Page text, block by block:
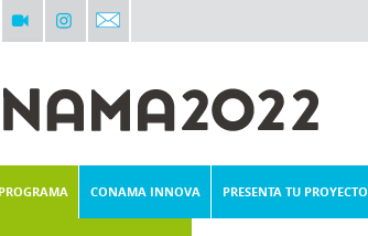
PROGRAMA CONAMA INNOVA PRESENTA TU PROYECTO